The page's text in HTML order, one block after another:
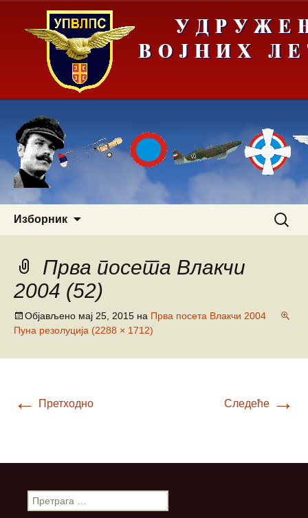
Изборник
Прва посета Влакчи
2004 (52)
Објављено мај 25, 2015 на Прва посета Влакчи 2004
Пуна резолуција (2288 × 1712)
← Претходно Следеће →
П
р